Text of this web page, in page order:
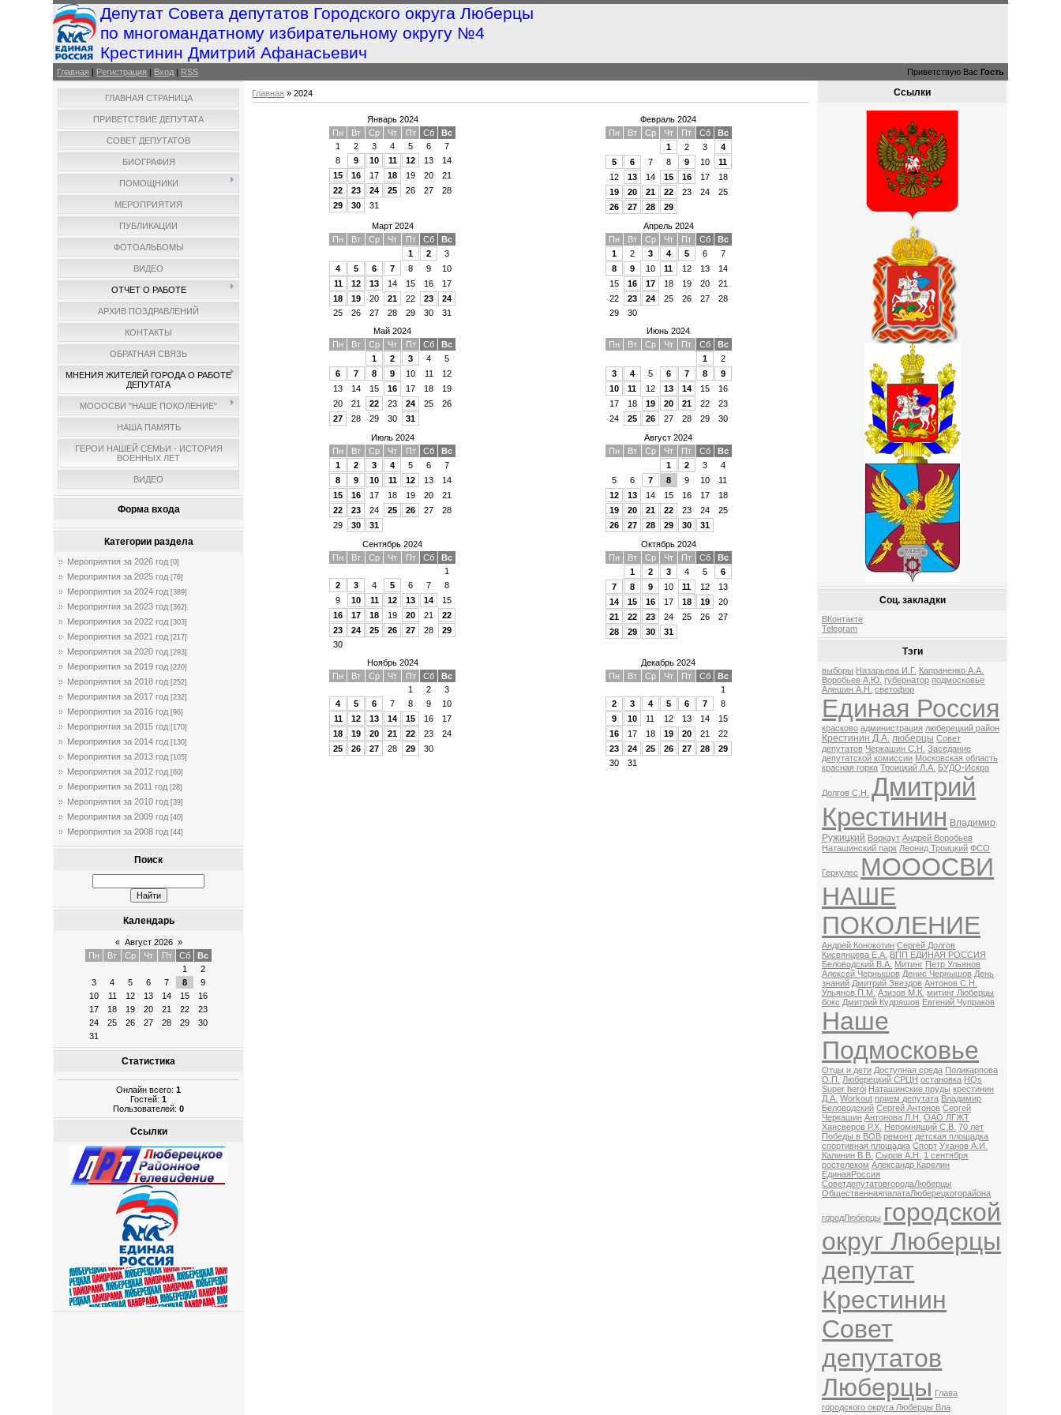
Депутат Совета депутатов Городского округа Люберцы
по многомандатному избирательному округу №4
Крестинин Дмитрий Афанасьевич
Главная | Регистрация | Вход | RSS Приветствую Вас Гость
ГЛАВНАЯ СТРАНИЦА
ПРИВЕТСТВИЕ ДЕПУТАТА
СОВЕТ ДЕПУТАТОВ
БИОГРАФИЯ
ПОМОЩНИКИ
МЕРОПРИЯТИЯ
ПУБЛИКАЦИИ
ФОТОАЛЬБОМЫ
ВИДЕО
ОТЧЕТ О РАБОТЕ
АРХИВ ПОЗДРАВЛЕНИЙ
КОНТАКТЫ
ОБРАТНАЯ СВЯЗЬ
МНЕНИЯ ЖИТЕЛЕЙ ГОРОДА О РАБОТЕ
ДЕПУТАТА
МОООСВИ "НАШЕ ПОКОЛЕНИЕ"
НАША ПАМЯТЬ
ГЕРОИ НАШЕЙ СЕМЬИ - ИСТОРИЯ
ВОЕННЫХ ЛЕТ
ВИДЕО
Форма входа
Категории раздела
Мероприятия за 2026 год [0]
Мероприятия за 2025 год [76]
Мероприятия за 2024 год [389]
Мероприятия за 2023 год [362]
Мероприятия за 2022 год [303]
Мероприятия за 2021 год [217]
Мероприятия за 2020 год [293]
Мероприятия за 2019 год [220]
Мероприятия за 2018 год [252]
Мероприятия за 2017 год [232]
Мероприятия за 2016 год [96]
Мероприятия за 2015 год [170]
Мероприятия за 2014 год [130]
Мероприятия за 2013 год [105]
Мероприятия за 2012 год [60]
Мероприятия за 2011 год [28]
Мероприятия за 2010 год [39]
Мероприятия за 2009 год [40]
Мероприятия за 2008 год [44]
Поиск
Календарь
« Август 2026 »
Пн
Вт Ср Чт Пт Сб
Вс
1
2
3
4 5 6 7 8
9
10
11 12 13 14 15
16
17
18 19 20 21 22
23
24
25 26 27 28 29
30
31
Статистика
Онлайн всего:1
Гостей:1
Пользователей:0
Ссылки
Главная »2024
Январь 2024
Пн
Вт Ср Чт Пт Сб
Вс
1
2 3 4 5 6
7
8
9 10 11 12 13
14
15
16 17 18 19 20
21
22
23 24 25 26 27
28
29
30 31
Февраль 2024
Пн
Вт Ср Чт Пт Сб
Вс
1
2 3
4
5
6 7 8 9 10
11
12
13 14 15 16 17
18
19
20 21 22 23 24
25
26
27 28
29
Март 2024
Пн
Вт Ср Чт Пт Сб
Вс
1
2
3
4
5 6 7 8 9
10
11
12 13 14 15 16
17
18
19 20 21 22 23
24
25
26 27 28 29 30 31
Апрель 2024
Пн
Вт Ср Чт Пт Сб
Вс
1
2 3 4 5 6
7
8
9 10 11 12 13
14
15
16 17 18 19 20
21
22
23 24 25 26 27
28
29
30
Май 2024
Пн
Вт Ср Чт Пт Сб
Вс
1
2 3 4
5
6
7 8 9 10 11
12
13
14 15 16 17 18
19
20
21 22 23 24 25
26
27
28 29 30 31
Июнь 2024
Пн
Вт Ср Чт Пт Сб
Вс
1
2
3
4 5 6 7 8
9
10
11 12 13 14 15
16
17
18 19 20 21 22
23
24
25 26 27 28 29
30
Июль 2024
Пн
Вт Ср Чт Пт Сб
Вс
1
2 3 4 5 6
7
8
9 10 11 12 13
14
15
16 17 18 19 20
21
22
23 24 25 26 27
28
29
30 31
Август 2024
Пн
Вт Ср Чт Пт Сб
Вс
1
2 3
4
5
6 7 8 9 10
11
12
13 14 15 16 17
18
19
20 21 22 23 24
25
26
27 28 29 30
31
Сентябрь 2024
Пн
Вт Ср Чт Пт Сб
Вс
1
2
3 4 5 6 7
8
9
10 11 12 13 14
15
16
17 18 19 20 21
22
23
24 25 26 27 28
29
30
Октябрь 2024
Пн
Вт Ср Чт Пт Сб
Вс
1
2 3 4 5
6
7
8 9 10 11 12
13
14
15 16 17 18 19
20
21
22 23 24 25 26
27
28
29 30 31
Ноябрь 2024
Пн
Вт Ср Чт Пт Сб
Вс
1
2
3
4
5 6 7 8 9
10
11
12 13 14 15 16
17
18
19 20 21 22 23
24
25
26 27 28 29 30
Декабрь 2024
Пн
Вт Ср Чт Пт Сб
Вс
1
2
3 4 5 6 7
8
9
10 11 12 13 14
15
16
17 18 19 20 21
22
23
24 25 26 27 28
29
30
31
Ссылки
Соц. закладки
ВКонтакте
Telegram
Тэги
выборы Назарьева И.Г. Капраненко А.А.
Воробьев А.Ю. губернатор подмосковье
Алешин А.Н.
светофор
Единая Россия
красково администрация люберецкий район
Крестинин Д.А. люберцы Совет
депутатов Черкашин С.Н.
Заседание
депутатской комиссии Московская область
красная горка Троицкий Л.А. БУДО-Искра
Долгов С.Н.
Дмитрий
Крестинин Владимир
Ружицкий Воркаут Андрей Воробьев
Наташинский парк Леонид Троицкий ФСО
Геркулес МОООСВИ
НАШЕ
ПОКОЛЕНИЕ
Андрей Конокотин Сергей Долгов
Кисвянцева Е.А. ВПП ЕДИНАЯ РОССИЯ
Беловодский В.А. Митинг Петр Ульянов
Алексей Чернышов Денис Чернышов День
знаний Дмитрий Звездов Антонов С.Н.
Ульянов П.М. Азизов М.К. митинг Люберцы
бокс Дмитрий Кудряшов Евгений Чупраков
Наше
Подмосковье
Отцы и дети Доступная среда Поликарпова
О.П.
Люберецкий СРЦН остановка HQs
Super herói Наташинские пруды крестинин
Д.А. Workout прием депутата Владимир
Беловодский Сергей Антонов Сергей
Черкашин Антонова Л.Н.
ОАО ЛГЖТ
Хансверов Р.Х. Непомнящий С.В. 70 лет
Победы в ВОВ ремонт детская площадка
спортивная площадка Спорт Уханов А.И.
Калинин В.В. Сыров А.Н.
1 сентября
ростелеком Александр Карелин
ЕдинаяРоссия
СоветдепутатовгородаЛюберцы
ОбщественнаяпалатаЛюберецкогорайона
городЛюберцы городской
округ Люберцы
депутат
Крестинин
Совет
депутатов
Люберцы Глава
городского округа Люберцы Вла